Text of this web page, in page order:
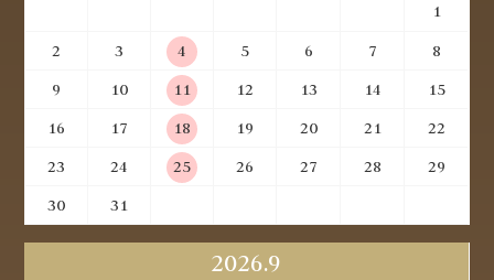
1
2
3 4 5 6 7
8
9
10 11 12 13 14
15
16
17 18 19 20 21
22
23
24 25 26 27 28
29
30
31
2026.9